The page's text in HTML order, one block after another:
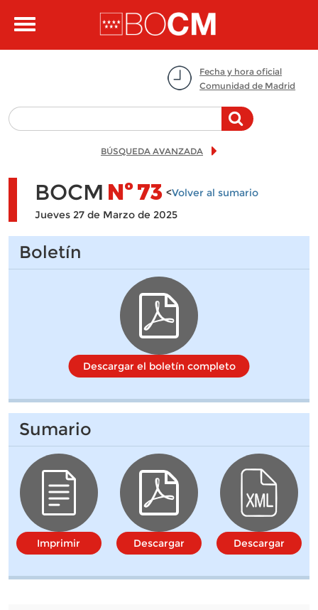
Toggle
Fecha y hora oficial
Comunidad de Madrid
BÚSQUEDA AVANZADA
BOCM Nº73 <Volver al sumario
Jueves 27 de Marzo de 2025
Boletín
Descargar el boletín completo
Sumario
Imprimir Descargar Descargar